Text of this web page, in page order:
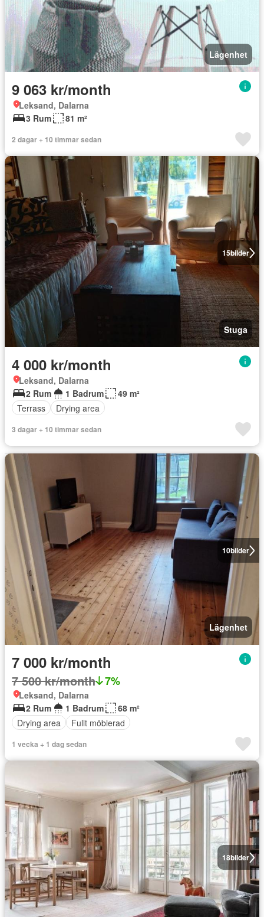
Lägenhet
9 063 kr/month
Leksand, Dalarna
3 Rum
81 m²
2 dagar + 10 timmar sedan
15bilder
Stuga
4 000 kr/month
Leksand, Dalarna
2 Rum
1 Badrum
49 m²
Terrass
Drying area
3 dagar + 10 timmar sedan
10bilder
Lägenhet
7 000 kr/month
7 500 kr/month 7%
Leksand, Dalarna
2 Rum
1 Badrum
68 m²
Drying area
Fullt möblerad
1 vecka + 1 dag sedan
18bilder